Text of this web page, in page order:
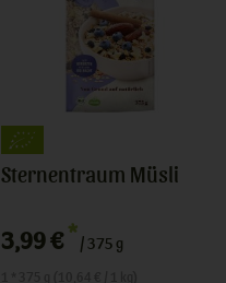
Sternentraum Müsli
3,99 € */ 375 g